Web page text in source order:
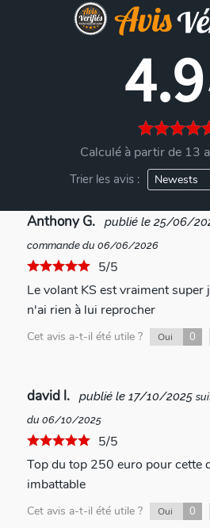
4.9
Calculé à partir de 13
Trier les avis :
Anthony G. publié le 25/06/
commande du 06/06/2026
5/5
Le volant KS est vraiment
n'ai rien à lui reprocher
Cet avis a-t-il été utile ? Oui 0
david l. publié le 17/10/2025
du 06/10/2025
5/5
Top du top 250 euro pour cette
imbattable
Cet avis a-t-il été utile ? Oui 0